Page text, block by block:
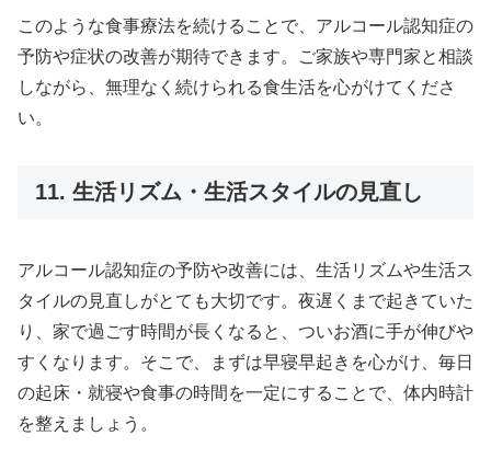
このような食事療法を続けることで、アルコール認知症の
予防や症状の改善が期待できます。ご家族や専門家と相談
しながら、無理なく続けられる食生活を心がけてくださ
い。
11. 生活リズム・生活スタイルの見直し
アルコール認知症の予防や改善には、生活リズムや生活ス
タイルの見直しがとても大切です。夜遅くまで起きていた
り、家で過ごす時間が長くなると、ついお酒に手が伸びや
すくなります。そこで、まずは早寝早起きを心がけ、毎日
の起床・就寝や食事の時間を一定にすることで、体内時計
を整えましょう。